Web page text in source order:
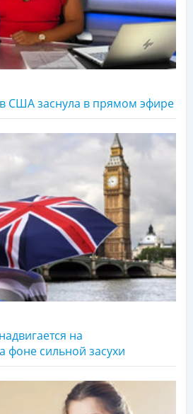
США заснула в прямом эфире
на
фоне сильной засухи